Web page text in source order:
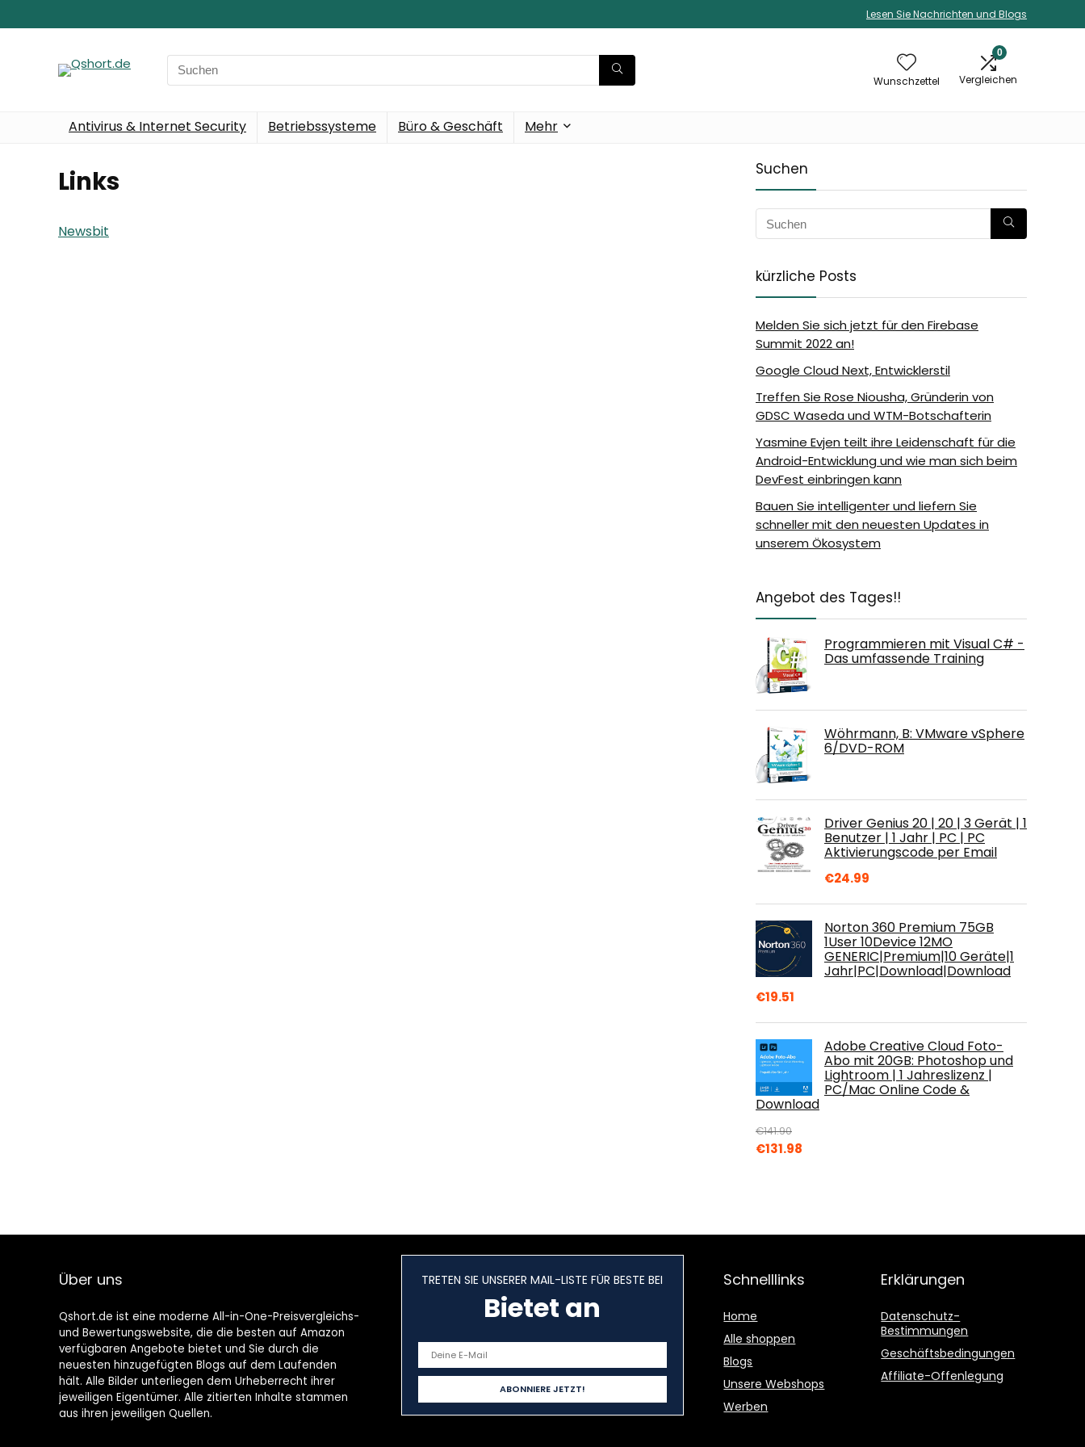
Lesen Sie Nachrichten und Blogs
Search
for:
Wunschzettel
0
Vergleichen
Antivirus & Internet Security Betriebssysteme Büro & Geschäft Mehr
Links
Newsbit
Suchen
kürzliche Posts
Melden Sie sich jetzt für den Firebase
Summit 2022 an!
Google Cloud Next, Entwicklerstil
Treffen Sie Rose Niousha, Gründerin von
GDSC Waseda und WTM-Botschafterin
Yasmine Evjen teilt ihre Leidenschaft für die
Android-Entwicklung und wie man sich beim
DevFest einbringen kann
Bauen Sie intelligenter und liefern Sie
schneller mit den neuesten Updates in
unserem Ökosystem
Angebot des Tages!!
Programmieren mit Visual C# -
Das umfassende Training
Wöhrmann, B: VMware vSphere
6/DVD-ROM
Driver Genius 20 | 20 | 3 Gerät | 1
Benutzer | 1 Jahr | PC | PC
Aktivierungscode per Email
€24.99
Norton 360 Premium 75GB
1User 10Device 12MO
GENERIC|Premium|10 Geräte|1
Jahr|PC|Download|Download
€19.51
Adobe Creative Cloud Foto-
Abo mit 20GB: Photoshop und
Lightroom | 1 Jahreslizenz |
PC/Mac Online Code &
Download
€141.90
Original
€131.98
Über uns
Qshort.de ist eine moderne All-in-One-Preisvergleichs-
und Bewertungswebsite, die die besten auf Amazon
verfügbaren Angebote bietet und Sie durch die
neuesten hinzugefügten Blogs auf dem Laufenden
hält. Alle Bilder unterliegen dem Urheberrecht ihrer
jeweiligen Eigentümer. Alle zitierten Inhalte stammen
aus ihren jeweiligen Quellen.
TRETEN SIE UNSERER MAIL-LISTE FÜR BESTE BEI
Bietet an
Schnelllinks
Home
Alle shoppen
Blogs
Unsere Webshops
Werben
Erklärungen
Datenschutz-
Bestimmungen
Geschäftsbedingungen
Affiliate-Offenlegung